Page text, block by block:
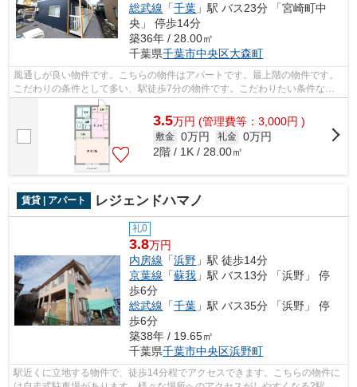
総武線 「千葉 」駅 バス23分 「宮崎町中
央」 停歩14分
築36年 / 28.00㎡
千葉県千葉市中央区大森町
風通しが良い物件です。こちらの物件はアパートです。最上階の物件です。
こだわりの条件として多い、駅徒歩7分の物件です。こだわりたい条件など
があれば、043-300-0080から株式会社ネ...
3.5万円 (管理費等：3,000円 )
敷金 0万円 礼金 0万円
2階 / 1K / 28.00㎡
賃貸 | アパート レジェンドハマノ
礼0
3.8万円
内房線 「浜野 」駅 徒歩14分
京葉線 「蘇我 」駅 バス13分 「浜野」 停
歩6分
総武線 「千葉 」駅 バス35分 「浜野」 停
歩6分
築38年 / 19.65㎡
千葉県千葉市中央区浜野町
駅近くに立地する物件で、徒歩14分程でアクセスできます。こちらの物件に